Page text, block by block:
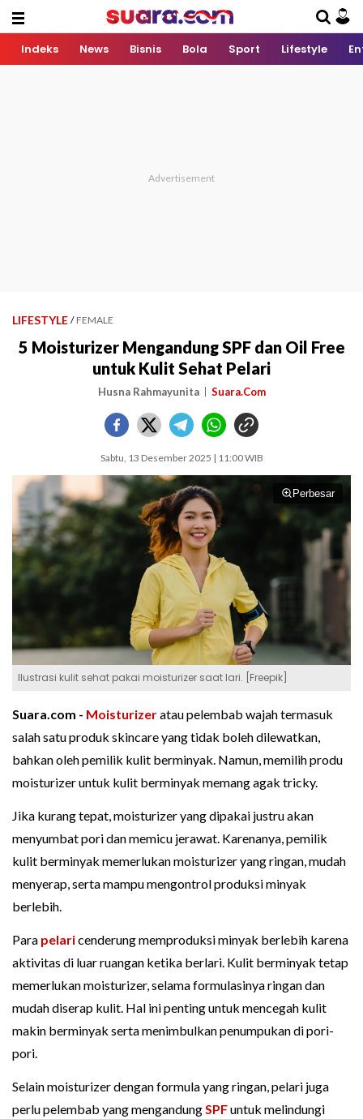
Indeks News Bisnis Bola Sport Lifestyle
LIFESTYLE / FEMALE
5 Moisturizer Mengandung SPF dan Oil Free
untuk Kulit Sehat Pelari
Husna Rahmayunita Suara.Com
Sabtu, 13 Desember 2025 | 11:00 WIB
Perbesar
Ilustrasi kulit sehat pakai moisturizer saat lari. [Freepik]
Suara.com - Moisturizeratau pelembab wajah termasuk
salah satu produk skincare yang tidak boleh dilewatkan,
bahkan oleh pemilik kulit berminyak. Namun, memilih produ
moisturizer untuk kulit berminyak memang agak tricky.
Jika kurang tepat, moisturizer yang dipakai justru akan
menyumbat pori dan memicu jerawat. Karenanya, pemilik
kulit berminyak memerlukan moisturizer yang ringan, mudah
menyerap, serta mampu mengontrol produksi minyak
berlebih.
Para pelaricenderung memproduksi minyak berlebih karena
aktivitas di luar ruangan ketika berlari. Kulit berminyak tetap
memerlukan moisturizer, selama formulasinya ringan dan
mudah diserap kulit. Hal ini penting untuk mencegah kulit
makin berminyak serta menimbulkan penumpukan di pori-
pori.
Selain moisturizer dengan formula yang ringan, pelari juga
perlu pelembab yang mengandungSPFuntuk melindungi